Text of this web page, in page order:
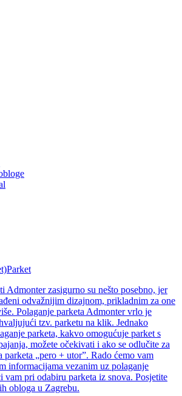
Parket
Admonter zasigurno su nešto posebno, jer
odvažnijim dizajnom, prikladnim za one
Polaganje parketa Admonter vrlo je
tzv. parketu na klik. Jednako
parketa, kakvo omogućuje parket s
možete očekivati i ako se odlučite za
parketa „pero + utor”. Rado ćemo vam
informacijama vezanim uz polaganje
vam pri odabiru parketa iz snova. Posjetite
obloga u Zagrebu.